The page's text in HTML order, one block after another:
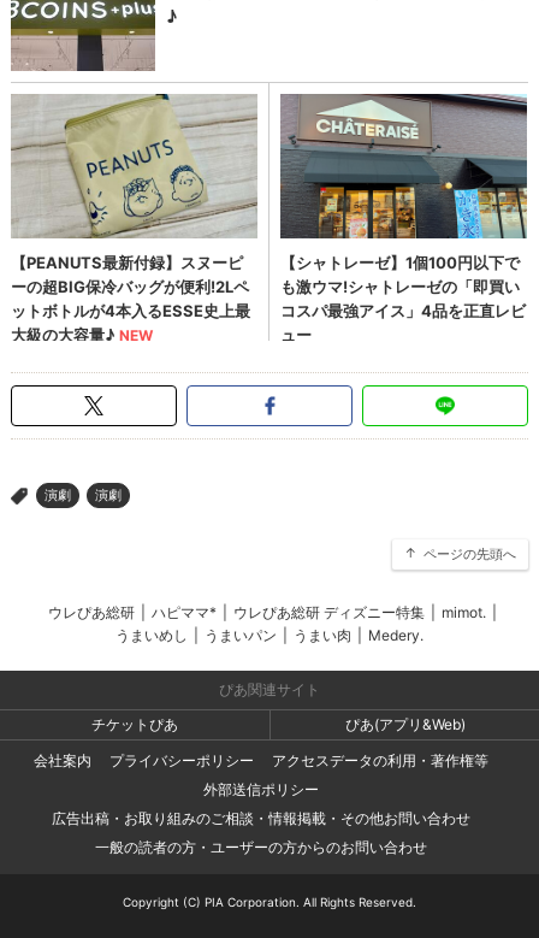
> 演劇 演劇
ページの先頭へ
ウレぴあ総研 ハピママ* ウレぴあ総研 ディズニー特集 mimot.
うまいめし
うまいパン うまい肉 Medery.
ぴあ関連サイト
チケットぴあ
ぴあ(アプリ&Web)
会社案内
プライバシーポリシー
アクセスデータの利用・著作権等
外部送信ポリシー
広告出稿・お取り組みのご相談・情報掲載・その他お問い合わせ
一般の読者の方・ユーザーの方からのお問い合わせ
Copyright (C) PIA Corporation. All Rights Reserved.